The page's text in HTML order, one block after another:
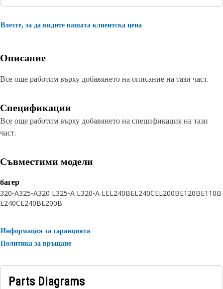
Влезте, за да видите вашата клиентска цена
Описание
Все още работим върху добавянето на описание на тази част.
Спецификации
Все още работим върху добавянето на спецификация на тази
част.
Съвместими модели
багер
320-A325-A320 L325-A L320-A LEL240BEL240CEL200BE120BE110B
E240CE240BE200B
Информация за гаранцията
Политика за връщане
Parts Diagrams